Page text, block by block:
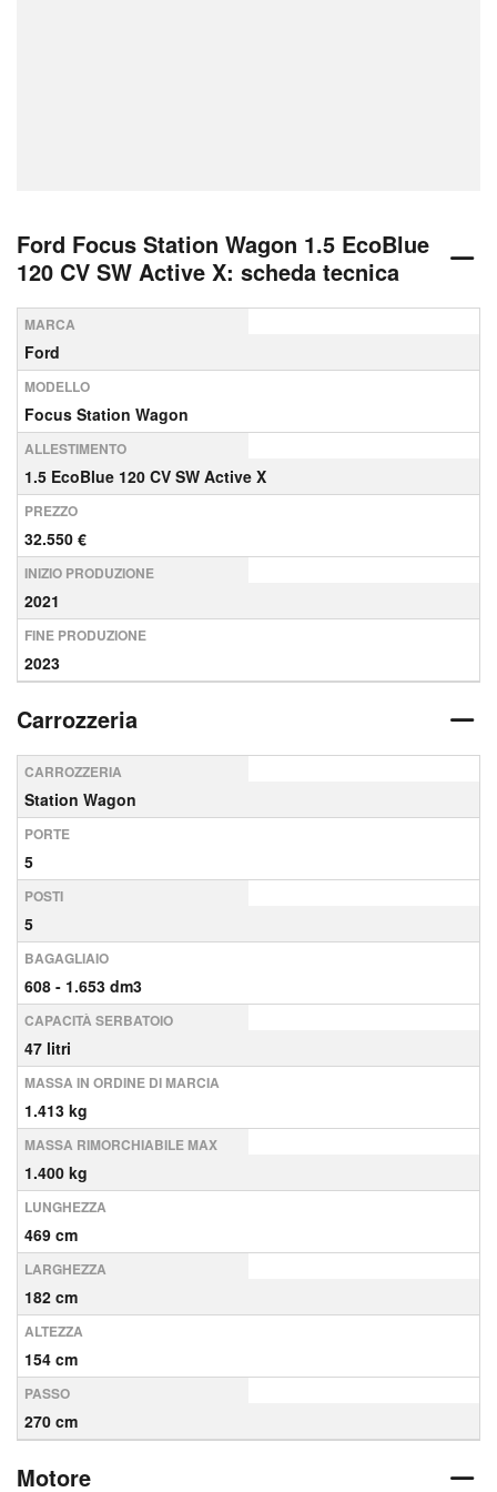
Ford Focus Station Wagon 1.5 EcoBlue
120 CV SW Active X: scheda tecnica
MARCA
Ford
MODELLO
Focus Station Wagon
ALLESTIMENTO
1.5 EcoBlue 120 CV SW Active X
PREZZO
32.550 €
INIZIO PRODUZIONE
2021
FINE PRODUZIONE
2023
Carrozzeria
CARROZZERIA
Station Wagon
PORTE
5
POSTI
5
BAGAGLIAIO
608 - 1.653 dm3
CAPACITÀ SERBATOIO
47 litri
MASSA IN ORDINE DI MARCIA
1.413 kg
MASSA RIMORCHIABILE MAX
1.400 kg
LUNGHEZZA
469 cm
LARGHEZZA
182 cm
ALTEZZA
154 cm
PASSO
270 cm
Motore